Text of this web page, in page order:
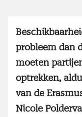
probleem dan
moeten
optrekken,
van de
Nicole